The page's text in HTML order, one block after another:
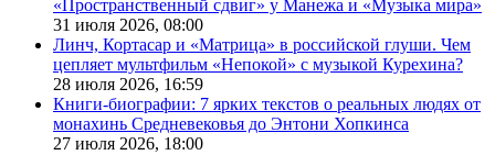
«Пространственный сдвиг» у Манежа и «Музыка мира»
31 июля 2026, 08:00
Линч, Кортасар и «Матрица» в российской глуши. Чем
цепляет мультфильм «Непокой» с музыкой Курехина?
28 июля 2026, 16:59
Книги-биографии: 7 ярких текстов о реальных людях от
монахинь Средневековья до Энтони Хопкинса
27 июля 2026, 18:00